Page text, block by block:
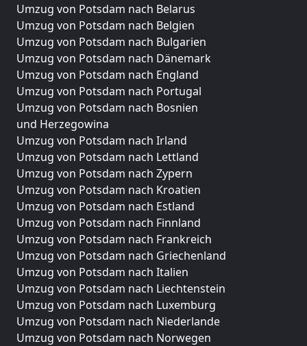
Umzug von Potsdam nach Belarus
Umzug von Potsdam nach Belgien
Umzug von Potsdam nach Bulgarien
Umzug von Potsdam nach Dänemark
Umzug von Potsdam nach England
Umzug von Potsdam nach Portugal
Umzug von Potsdam nach Bosnien
und Herzegowina
Umzug von Potsdam nach Irland
Umzug von Potsdam nach Lettland
Umzug von Potsdam nach Zypern
Umzug von Potsdam nach Kroatien
Umzug von Potsdam nach Estland
Umzug von Potsdam nach Finnland
Umzug von Potsdam nach Frankreich
Umzug von Potsdam nach Griechenland
Umzug von Potsdam nach Italien
Umzug von Potsdam nach Liechtenstein
Umzug von Potsdam nach Luxemburg
Umzug von Potsdam nach Niederlande
Umzug von Potsdam nach Norwegen